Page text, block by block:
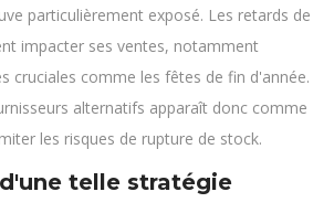
particulièrement exposé. Les retards de
impacter ses ventes, notamment
cruciales comme les fêtes de fin d'année.
alternatifs apparaît donc comme
les risques de rupture de stock.
telle stratégie